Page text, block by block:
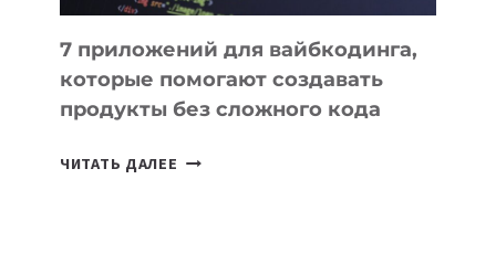
7 приложений для вайбкодинга,
которые помогают создавать
продукты без сложного кода
ЧИТАТЬ ДАЛЕЕ